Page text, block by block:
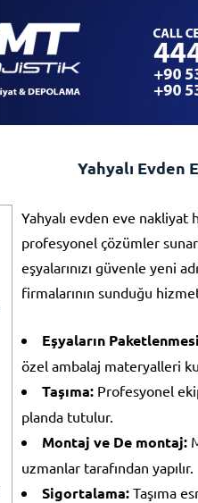
Yahyalı Evden
Yahyalı evden eve nakliyat
profesyonel çözümler sunar.
eşyalarınızı güvenle yeni
firmalarının sunduğu
Eşyaların
özel ambalaj materyalleri
Taşıma: Profesyonel
planda tutulur.
Montaj ve De montaj:
uzmanlar tarafından yapılır.
Sigortalama: Taşıma